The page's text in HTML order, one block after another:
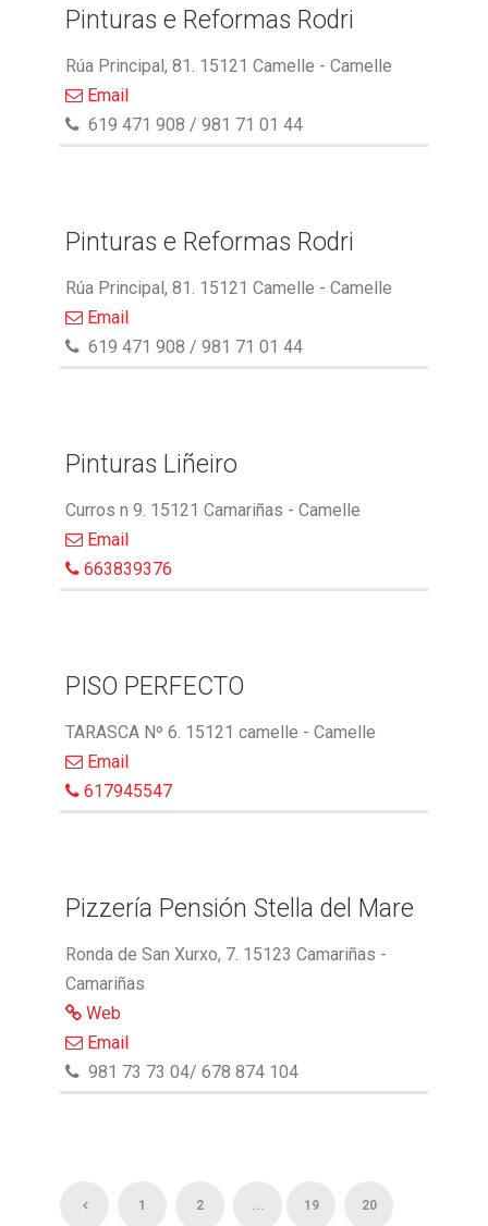
Pinturas e Reformas Rodri
Rúa Principal, 81. 15121 Camelle - Camelle
Email
619 471 908 / 981 71 01 44
Pinturas e Reformas Rodri
Rúa Principal, 81. 15121 Camelle - Camelle
Email
619 471 908 / 981 71 01 44
Pinturas Liñeiro
Curros n 9. 15121 Camariñas - Camelle
Email
663839376
PISO PERFECTO
TARASCA Nº 6. 15121 camelle - Camelle
Email
617945547
Pizzería Pensión Stella del Mare
Ronda de San Xurxo, 7. 15123 Camariñas -
Camariñas
Web
Email
981 73 73 04/ 678 874 104
1 2 ... 19 20